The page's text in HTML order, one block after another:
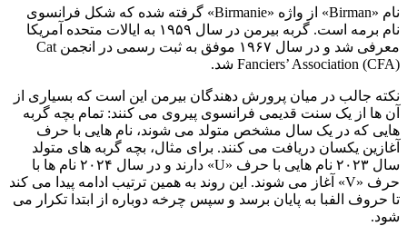
نام «Birman» از واژه «Birmanie» گرفته شده که شکل فرانسوی
نام برمه است. گربه بیرمن در سال ۱۹۵۹ به ایالات متحده آمریکا
معرفی شد و در سال ۱۹۶۷ موفق به ثبت رسمی در انجمن Cat
Fanciers’ Association (CFA) شد.
نکته جالب در میان پرورش‌ دهندگان بیرمن این است که بسیاری از
آن‌ ها از یک سنت قدیمی فرانسوی پیروی می‌ کنند: تمام بچه‌ گربه‌
هایی که در یک سال مشخص متولد می‌ شوند، نام‌ هایی با حرف
آغازین یکسان دریافت می‌ کنند. برای مثال، بچه‌ گربه‌ های متولد
سال ۲۰۲۳ نام‌ هایی با حرف «U» دارند و در سال ۲۰۲۴ نام‌ ها با
حرف «V» آغاز می‌ شوند. این روند به همین ترتیب ادامه پیدا می‌ کند
تا حروف الفبا به پایان برسد و سپس چرخه دوباره از ابتدا تکرار می‌
شود.